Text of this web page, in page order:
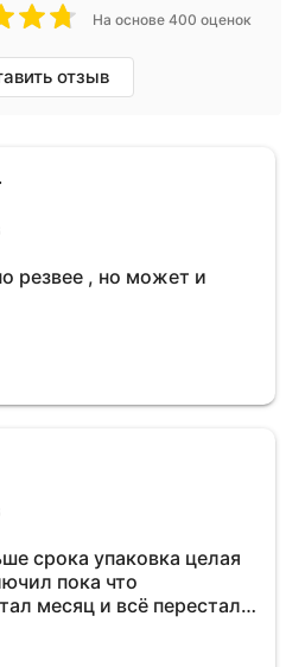
На основе 400 оценок
отзыв
резвее , но может и
срока упаковка целая
пока что
месяц и всё перестал
расход топлива , очень